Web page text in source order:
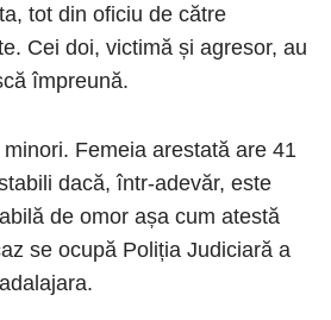
tot din oficiu de către
Cei doi, victimă și agresor, au
împreună.
Femeia arestată are 41
dacă, într-adevăr, este
de omor așa cum atestă
se ocupă Poliția Judiciară a